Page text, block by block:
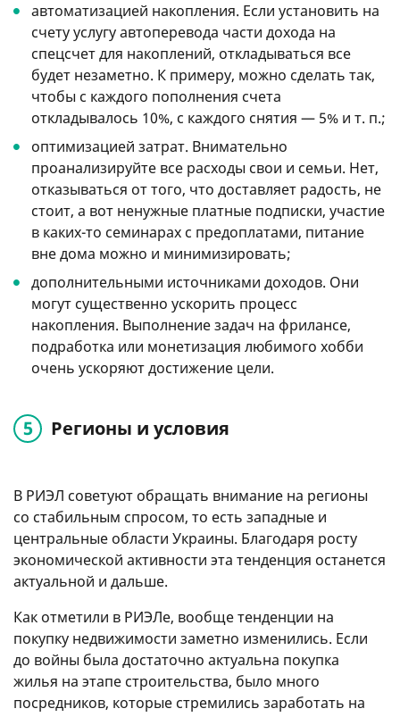
автоматизацией накопления. Если установить на
счету услугу автоперевода части дохода на
спецсчет для накоплений, откладываться все
будет незаметно. К примеру, можно сделать так,
чтобы с каждого пополнения счета
откладывалось 10%, с каждого снятия — 5% и т. п.;
оптимизацией затрат. Внимательно
проанализируйте все расходы свои и семьи. Нет,
отказываться от того, что доставляет радость, не
стоит, а вот ненужные платные подписки, участие
в каких-то семинарах с предоплатами, питание
вне дома можно и минимизировать;
дополнительными источниками доходов. Они
могут существенно ускорить процесс
накопления. Выполнение задач на фрилансе,
подработка или монетизация любимого хобби
очень ускоряют достижение цели.
Регионы и условия
В РИЭЛ советуют обращать внимание на регионы
со стабильным спросом, то есть западные и
центральные области Украины. Благодаря росту
экономической активности эта тенденция останется
актуальной и дальше.
Как отметили в РИЭЛе, вообще тенденции на
покупку недвижимости заметно изменились. Если
до войны была достаточно актуальна покупка
жилья на этапе строительства, было много
посредников, которые стремились заработать на